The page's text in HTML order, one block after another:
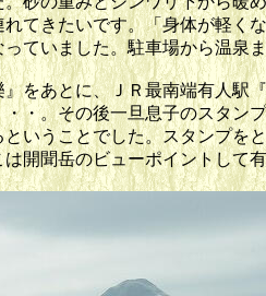
れてきたいです。「身体が軽く
っていました。駐車場から温泉
をあとに、ＪＲ最南端有人駅
・・。その後一旦息子のスタン
ということでした。スタンプを
は開聞岳のビューポイントして